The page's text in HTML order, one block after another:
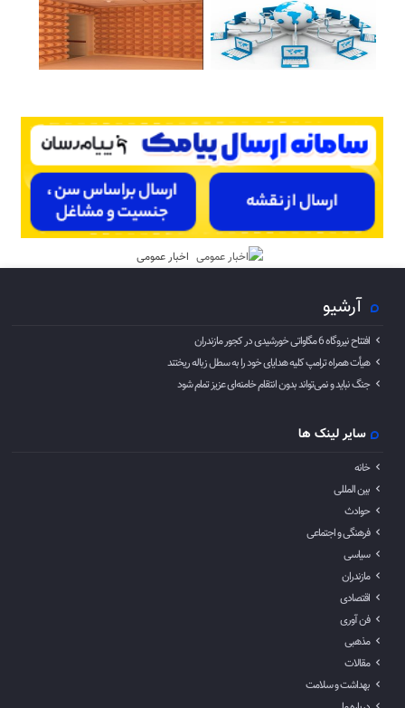
اخبار عمومی
آرشیو
افتتاح نیروگاه 6 مگاواتی خورشیدی در کجور مازندران
هیأت همراه ترامپ کلیه هدایای خود را به سطل زباله ریختند
جنگ نباید و نمی‌تواند بدون انتقام خامنه‌ای عزیز تمام شود
سایر لینک ها
خانه
بین المللی
حوادث
فرهنگی و اجتماعی
سیاسی
مازندران
اقتصادی
فن آوری
مذهبی
مقالات
بهداشت و سلامت